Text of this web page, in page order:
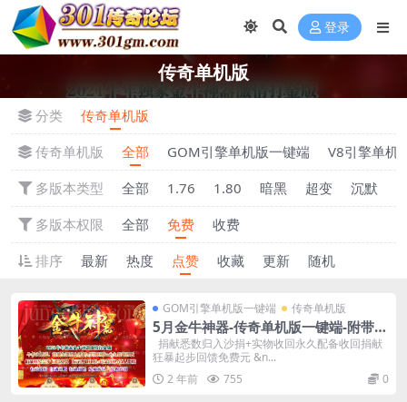
登录
传奇单机版
分类
传奇单机版
传奇单机版
全部 GOM引擎单机版一键端
V8引擎单机
多版本类型
全部 1.76 1.80 暗黑 超变 沉默
多版本权限
全部 免费
收费
排序
最新 热度 点赞 收藏 更新 随机
GOM引擎单机版一键端 传奇单机版
5月金牛神器-传奇单机版一键端-附带强
大GM后台-炫酷光柱-微端传奇！
捐献悉数归入沙捐+实物收回永久配备收回捐献
狂暴起步回馈免费元 &n...
2 年前
755 0